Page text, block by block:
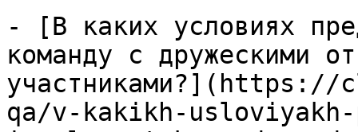
- [В каких условиях
команду с дружескими
qa/v-kakikh-